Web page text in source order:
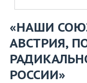
«НАШИ
АВСТРИЯ,
РОССИИ»